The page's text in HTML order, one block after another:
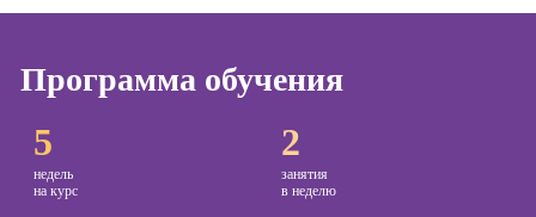
Программа обучения
5
недель
на курс
2
занятия
в неделю